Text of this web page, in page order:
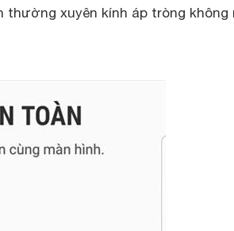
thường xuyên kính áp tròng không